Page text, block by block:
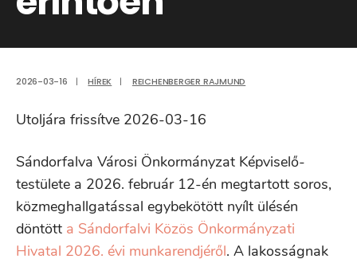
2026-03-16 | HÍREK | REICHENBERGER RAJMUND
Utoljára frissítve 2026-03-16
Sándorfalva Városi Önkormányzat Képviselő-
testülete a 2026. február 12-én megtartott soros,
közmeghallgatással egybekötött nyílt ülésén
döntött a Sándorfalvi Közös Önkormányzati
Hivatal 2026. évi munkarendjéről. A lakosságnak